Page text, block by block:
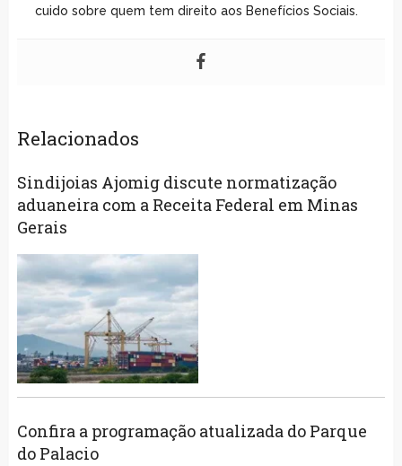
cuido sobre quem tem direito aos Benefícios Sociais.
Relacionados
Sindijoias Ajomig discute normatização
aduaneira com a Receita Federal em Minas
Gerais
Confira a programação atualizada do Parque
do Palacio